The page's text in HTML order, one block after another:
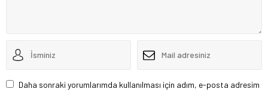
Daha sonraki yorumlarımda kullanılması için adım, e-posta adresim